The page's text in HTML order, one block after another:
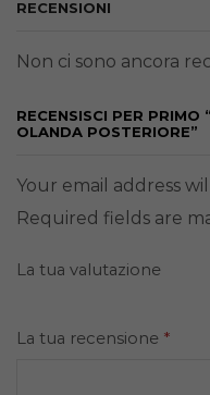
RECENSIONI
Non ci sono ancora
RECENSISCI PER PRIMO
OLANDA POSTERIORE”
Your email address
Required fields are
La tua valutazione
La tua recensione *